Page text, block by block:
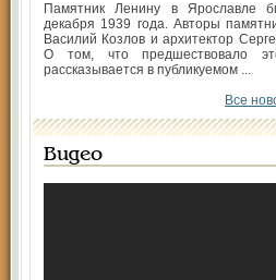
Памятник Ленину в Ярославле
декабря 1939 года. Авторы
Василий Козлов и архитектор
О том, что предшествовало
рассказывается в публикуемом ...
Все
Видео